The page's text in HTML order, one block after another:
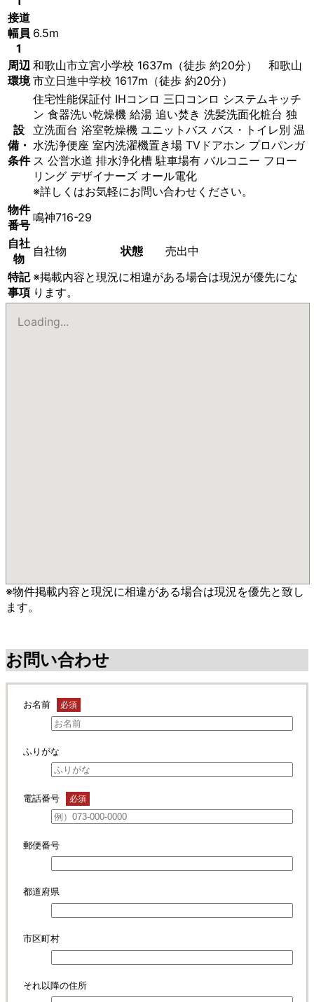
接道
幅員
1
6.5m
周辺
環境
和歌山市立宮小学校 1637m（徒歩 約20分） 和歌山
市立日進中学校 1617m（徒歩 約20分）
設
備・
条件
住宅性能保証付 IHコンロ 三口コンロ システムキッチ
ン 食器洗い乾燥機 給湯 追い焚き 洗髪洗面化粧台 独
立洗面台 浴室乾燥機 ユニットバス バス・トイレ別 温
水洗浄便座 室内洗濯機置き場 TVドアホン プロパンガ
ス 公営水道 排水浄化槽 駐車場有 バルコニー フロー
リング デザイナーズ オール電化
※詳しくはお気軽にお問い合わせください。
物件
番号
鳴神716-29
自社
物
自社物 状態
売出中
特記
事項
※掲載内容と現況に相違がある場合は現況が優先にな
ります。
Loading...
※物件掲載内容と現況に相違がある場合は現況を優先と致し
ます。
お問い合わせ
お名前 必須
ふりがな
電話番号 必須
郵便番号
都道府県
市区町村
それ以降の住所